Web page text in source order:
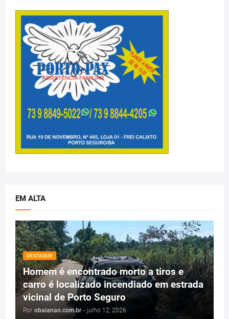
EM ALTA
DESTAQUE
Homem é encontrado morto a tiros e
carro é localizado incendiado em estrada
vicinal de Porto Seguro
Por obaianao.com.br - julho 12, 2026